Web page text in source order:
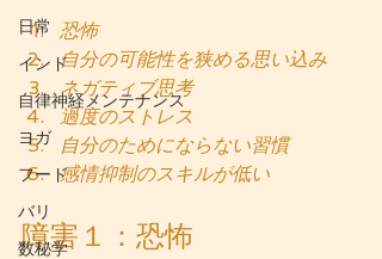
日常
インド
自律神経メンテナンス
ヨガ
フード
バリ
数秘学
恐怖
自分の可能性を狭める思い込み
ネガティブ思考
過度のストレス
自分のためにならない習慣
感情抑制のスキルが低い
障害１：恐怖